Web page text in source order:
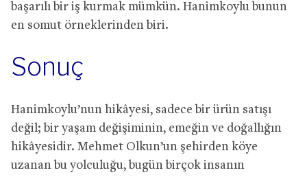
başarılı bir iş kurmak mümkün. Hanimkoylu bunun
en somut örneklerinden biri.
Sonuç
Hanimkoylu’nun hikâyesi, sadece bir ürün satışı
değil; bir yaşam değişiminin, emeğin ve doğallığın
hikâyesidir. Mehmet Olkun’un şehirden köye
uzanan bu yolculuğu, bugün birçok insanın